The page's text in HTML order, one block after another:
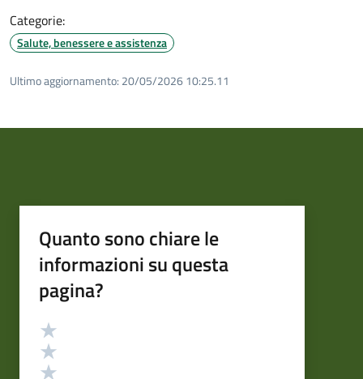
Categorie:
Salute, benessere e assistenza
Ultimo aggiornamento: 20/05/2026 10:25.11
Quanto sono chiare le
informazioni su questa
pagina?
Valutazione